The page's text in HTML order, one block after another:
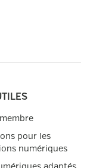
pour les
numériques